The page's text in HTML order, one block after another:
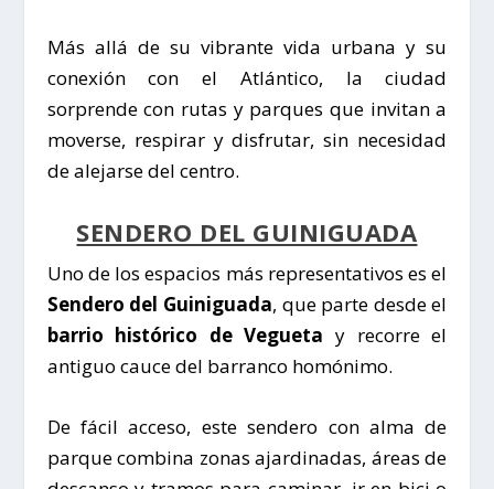
Más allá de su vibrante vida urbana y su
conexión con el Atlántico, la ciudad
sorprende con rutas y parques que invitan a
moverse, respirar y disfrutar, sin necesidad
de alejarse del centro.
SENDERO DEL GUINIGUADA
Uno de los espacios más representativos es el
Sendero del Guiniguada, que parte desde el
barrio histórico de Vegueta y recorre el
antiguo cauce del barranco homónimo.
De fácil acceso, este sendero con alma de
parque combina zonas ajardinadas, áreas de